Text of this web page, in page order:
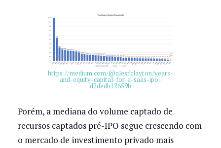
https://medium.com/@alexfclayton/years-
and-equity-capital-for-a-saas-ipo-
d2dedb12659b
Porém, a mediana do volume captado de
recursos captados pré-IPO segue crescendo com
o mercado de investimento privado mais